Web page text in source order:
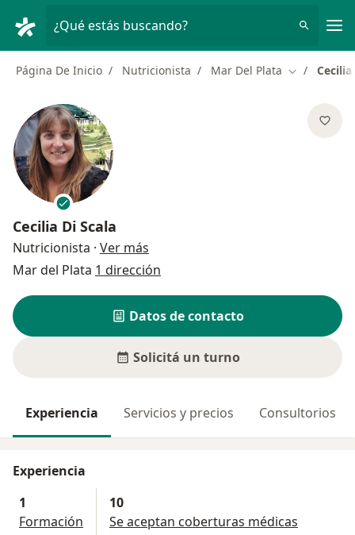
¿Qué estás buscando?
Página De Inicio Nutricionista Mar Del Plata Cambiar de
Cecilia
Cecilia Di Scala
Nutricionista · Ver más
Mar del Plata 1 dirección
Datos de contacto
Solicitá un turno
Experiencia Servicios y precios Consultorios
Experiencia
1
Formación
10
Se aceptan coberturas médicas